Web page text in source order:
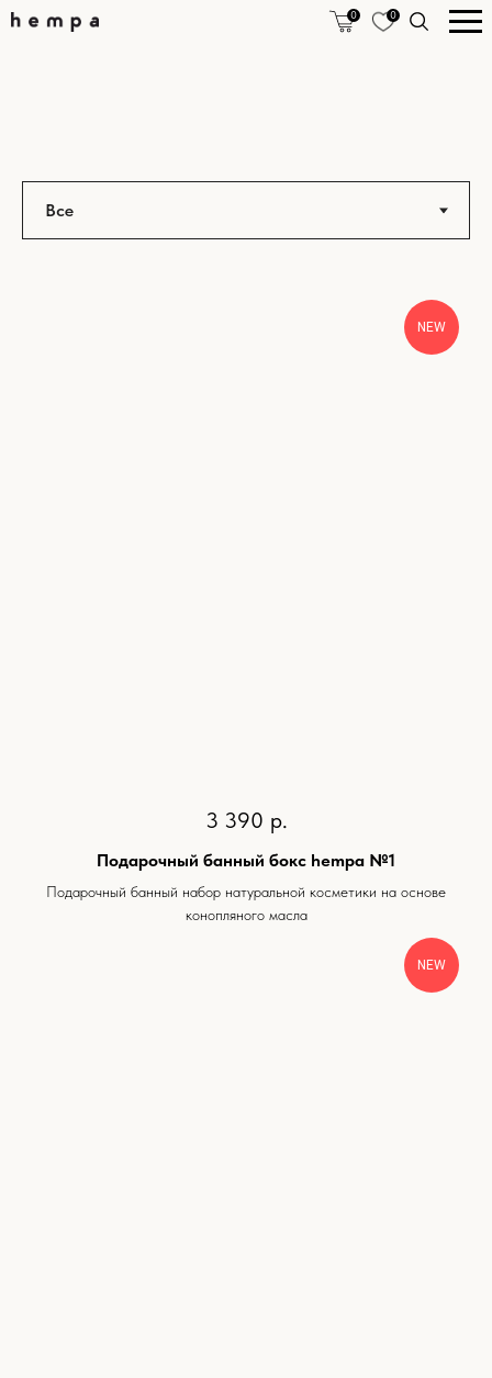
0 0
NEW
3 390 р.
Подарочный банный бокс hempa №1
Подарочный банный набор натуральной косметики на основе
конопляного масла
NEW